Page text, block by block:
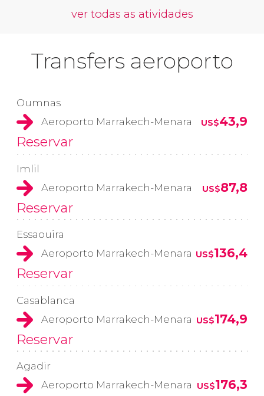
ver todas as atividades
Transfers aeroporto
Oumnas
Aeroporto Marrakech-Menara
US$43,9
Reservar
Imlil
Aeroporto Marrakech-Menara
US$87,8
Reservar
Essaouira
Aeroporto Marrakech-Menara US$136,4
Reservar
Casablanca
Aeroporto Marrakech-Menara US$174,9
Reservar
Agadir
Aeroporto Marrakech-Menara
US$176,3